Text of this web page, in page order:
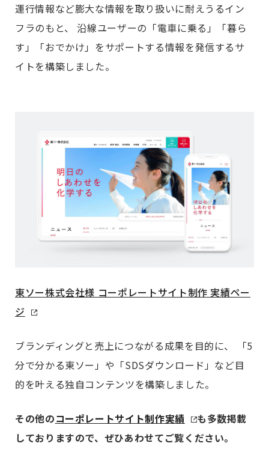
運行情報など膨大な情報を取り扱いに耐えうるイン
フラのもと、 沿線ユーザーの「電車に乗る」「暮ら
す」「おでかけ」をサポートする情報を発信するサ
イトを構築しました。
東ソー株式会社様 コーポレートサイト制作 実績ペー
ジ
ブランディングと売上につながる成果を目的に、 「5
分で分かる東ソー」や「SDSダウンロード」など目
的を叶える独自コンテンツを構築しました。
その他のコーポレートサイト制作実績
も多数掲載
しておりますので、ぜひあわせてご覧ください。